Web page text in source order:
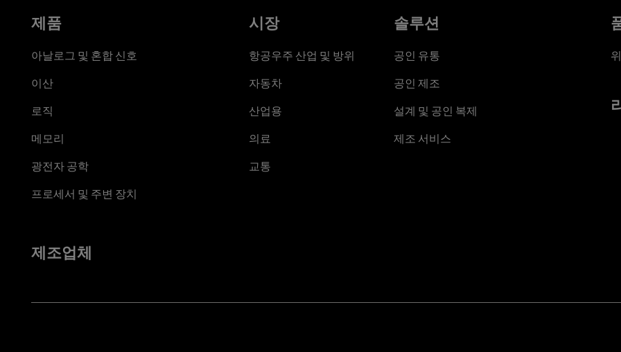
제품
아날로그 및 혼합 신호
이산
로직
메모리
광전자 공학
프로세서 및 주변 장치
시장
항공우주 산업 및 방위
자동차
산업용
의료
교통
솔루션
공인 유통
공인 제조
설계 및 공인 복제
제조 서비스
제조업체